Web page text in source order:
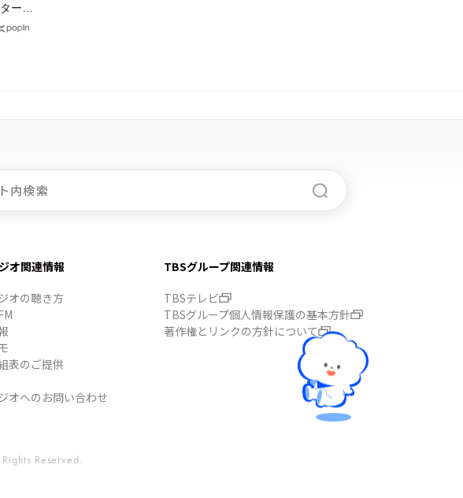
ー専
オ関連情報
オの聴き方
表のご提供
オへのお問い合わせ
TBSグループ関連情報
TBSテレビ
TBSグループ個人情報保護の基本方針
著作権とリンクの方針について
Reserved.